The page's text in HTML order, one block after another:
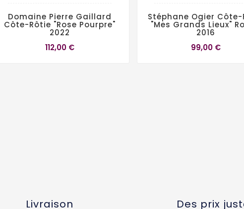
Domaine Pierre Gaillard
Côte-Rôtie "Rose Pourpre"
2022
112,00 €
Stéphane Ogier Côte-
"Mes Grands Lieux"
2016
99,00 €
Livraison
Des prix